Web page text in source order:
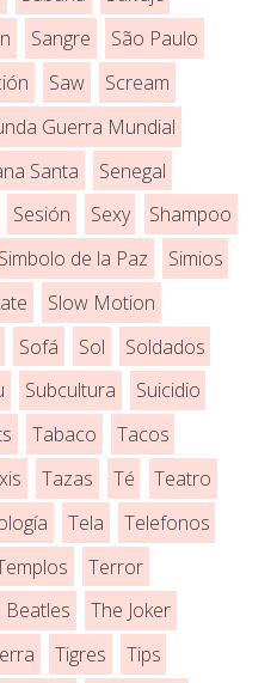
Sangre
São Paulo
Saw
Scream
Guerra Mundial
Santa
Senegal
Sesión Sexy
Shampoo
Simbolo de la Paz
Simios
Slow Motion
Sofá Sol
Soldados
Subcultura
Suicidio
Tabaco
Tacos
Tazas Té
Teatro
Tela
Telefonos
Terror
Beatles
The Joker
Tigres
Tips